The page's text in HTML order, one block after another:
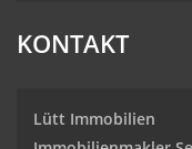
KONTAKT
Lütt Immobilien